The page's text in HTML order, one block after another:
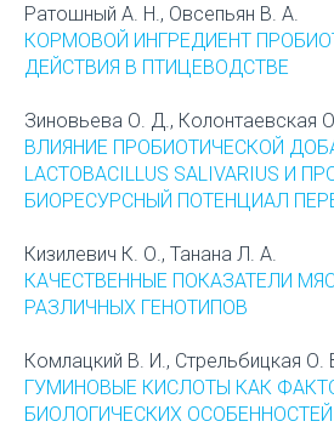
Ратошный А. Н., Овсепьян В. А.
КОРМОВОЙ ИНГРЕДИЕНТ
ДЕЙСТВИЯ В ПТИЦЕВОДСТВЕ
Зиновьева О. Д., Колонтаевская
ВЛИЯНИЕ ПРОБИОТИЧЕСКОЙ
LACTOBACILLUS SALIVARIUS И
БИОРЕСУРСНЫЙ ПОТЕНЦИАЛ
Кизилевич К. О., Танана Л. А.
КАЧЕСТВЕННЫЕ ПОКАЗАТЕЛИ
РАЗЛИЧНЫХ ГЕНОТИПОВ
Комлацкий В. И., Стрельбицкая О.
ГУМИНОВЫЕ КИСЛОТЫ КАК
БИОЛОГИЧЕСКИХ